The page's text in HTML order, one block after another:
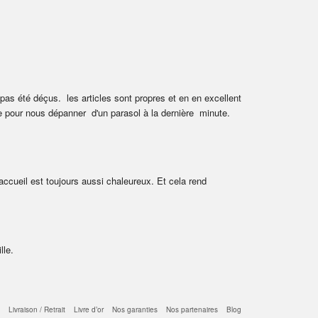
été déçus.  les articles sont propres et en en excellent
nous dépanner  d'un parasol à la dernière  minute.
est toujours aussi chaleureux. Et cela rend
Livraison / Retrait Livre d’or Nos garanties Nos partenaires Blog